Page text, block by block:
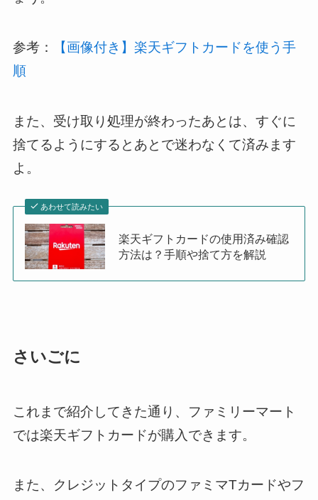
参考：
【画像付き】楽天ギフトカードを使う手
順
また、受け取り処理が終わったあとは、すぐに
捨てるようにするとあとで迷わなくて済みます
よ。
あわせて読みたい
楽天ギフトカードの使用済み確認
方法は？手順や捨て方を解説
さいごに
これまで紹介してきた通り、ファミリーマート
では楽天ギフトカードが購入できます。
また、クレジットタイプのファミマTカードやフ